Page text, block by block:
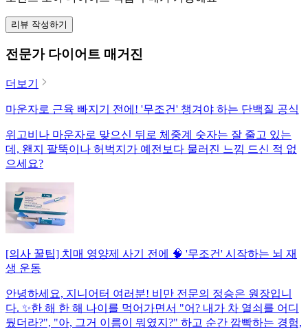
리뷰 작성하기
전문가 다이어트 매거진
더보기
마운자로 근육 빠지기 전에! '무조건' 챙겨야 하는 단백질 공식
위고비나 마운자로 맞으신 뒤로 체중계 숫자는 잘 줄고 있는
데, 왠지 팔뚝이나 허벅지가 예전보다 물러진 느낌 드신 적 없
으세요?
[의사 꿀팁] 치매 영양제 사기 전에 🧠 '무조건' 시작하는 뇌 재
생 운동
안녕하세요, 지니어터 여러분! 비만 전문의 정승은 원장입니
다. ✨한 해 한 해 나이를 먹어가면서 "어? 내가 차 열쇠를 어디
뒀더라?", "아, 그거 이름이 뭐였지?" 하고 순간 깜빡하는 경험,